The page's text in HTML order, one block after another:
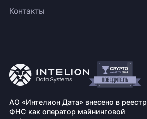
Контакты
АО «Интелион Дата» внесено в реестр
ФНС как оператор майнинговой